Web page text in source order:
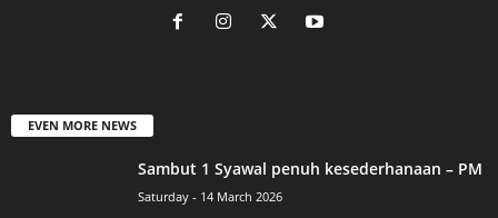
EVEN MORE NEWS
Sambut 1 Syawal penuh kesederhanaan – PM
Saturday - 14 March 2026